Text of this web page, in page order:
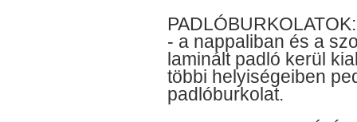
PADLÓBURKOLATOK:
- a nappaliban és a
laminált padló kerül
többi helyiségeiben
padlóburkolat.